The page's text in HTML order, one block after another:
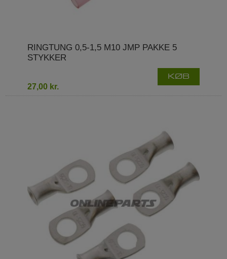
RINGTUNG 0,5-1,5 M10 JMP PAKKE 5
STYKKER
27,00 kr.
KØB